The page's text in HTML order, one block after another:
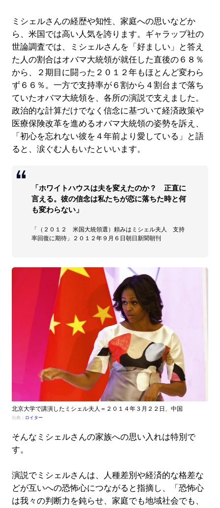
ミシェルさんの経歴や知性、家庭への思いなどか
ら、米国では高い人気を誇ります。ギャラップ社の
世論調査では、ミシェルさんを「好ましい」と答え
た人の割合はオバマ大統領が就任した直後の６８％
から、２期目に闘った２０１２年もほとんど変わら
ず６６％。一方で支持率が６割から４割台まで落ち
ていたオバマ大統領を、各所の演説で支えました。
政治的な計算だけでなく信念に基づいて経済政策や
医療保険改革を進めるオバマ大統領の姿勢を訴え、
「初心を忘れない彼を４年前より愛している」と語
ると、涙ぐむ人もいたといいます。
「ホワイトハウスは夫を変えたのか？ 正直に
言える。彼の信念は私たちが恋に落ちた時と何
も変わらない」
「（２０１２ 米国大統領選）頼みはミシェル夫人 支持
率回復に期待」２０１２年９月６日朝日新聞朝刊
北京大学で講演したミシェル夫人＝２０１４年３月２２日、中国
出典： ロイター
そんなミシェルさんの家族への思い入れは特別で
す。
演説でミシェルさんは、人種差別や経済的な格差な
どが互いへの恐怖心につながると指摘し、「恐怖心
は我々の判断力を鈍らせ、家庭でも地域社会でも、